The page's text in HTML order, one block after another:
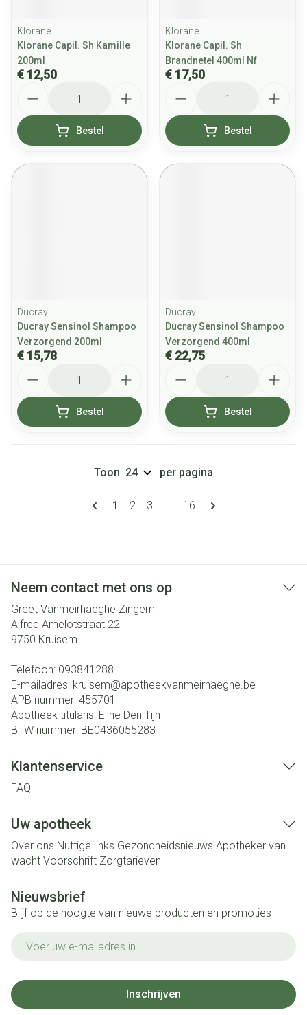
Klorane
Klorane Capil. Sh Kamille
200ml
€ 12,50
Bestel
Klorane
Klorane Capil. Sh
Brandnetel 400ml Nf
€ 17,50
Bestel
Ducray
Ducray Sensinol Shampoo
Verzorgend 200ml
€ 15,78
Bestel
Ducray
Ducray Sensinol Shampoo
Verzorgend 400ml
€ 22,75
Bestel
Pagina's
U lees momenteel pagina
1 Pagina
2 Pagina
3 ... Pagina
16
Toon per pagina
Neem contact met ons op
Greet Vanmeirhaeghe Zingem
Alfred Amelotstraat 22
9750 Kruisem
Telefoon: 093841288
E-mailadres: kruisem@apotheekvanmeirhaeghe.be
APB nummer: 455701
Apotheek titularis: Eline Den Tijn
BTW nummer: BE0436055283
Klantenservice
FAQ
Uw apotheek
Over ons Nuttige links Gezondheidsnieuws Apotheker van
wacht Voorschrift Zorgtarieven
Nieuwsbrief
Blijf op de hoogte van nieuwe producten en promoties
Inschrijven